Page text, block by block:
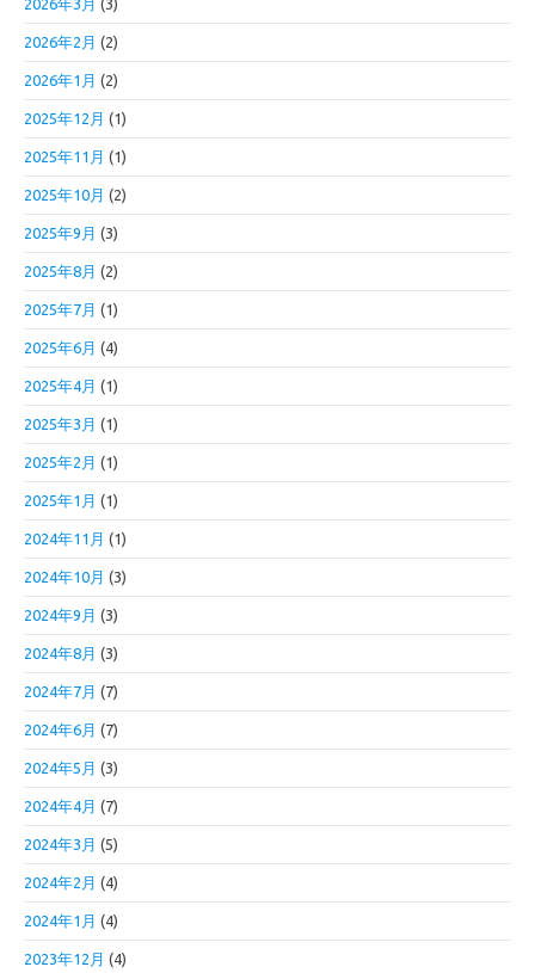
2026年3月 (3)
2026年2月 (2)
2026年1月 (2)
2025年12月 (1)
2025年11月 (1)
2025年10月 (2)
2025年9月 (3)
2025年8月 (2)
2025年7月 (1)
2025年6月 (4)
2025年4月 (1)
2025年3月 (1)
2025年2月 (1)
2025年1月 (1)
2024年11月 (1)
2024年10月 (3)
2024年9月 (3)
2024年8月 (3)
2024年7月 (7)
2024年6月 (7)
2024年5月 (3)
2024年4月 (7)
2024年3月 (5)
2024年2月 (4)
2024年1月 (4)
2023年12月 (4)